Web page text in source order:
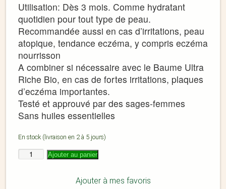
Utilisation: Dès 3 mois. Comme hydratant
quotidien pour tout type de peau.
Recommandée aussi en cas d’irritations, peau
atopique, tendance eczéma, y compris eczéma
nourrisson
A combiner si nécessaire avec le Baume Ultra
Riche Bio, en cas de fortes irritations, plaques
d’eczéma importantes.
Testé et approuvé par des sages-femmes
Sans huiles essentielles
En stock (livraison en 2 à 5 jours)
Ajouter au panier
Ajouter à mes favoris